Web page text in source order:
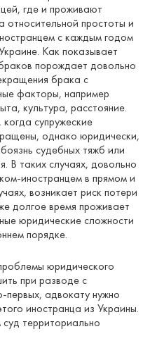
где и проживают
простоты и
с каждым годом
Как показывает
порождает довольно
брака с
факторы, например
культура, расстояние.
супружеские
однако юридически,
судебных тяжб или
В таких случаях, довольно
иностранцем в прямом и
возникает риск потери
долгое время проживает
юридические сложности
порядке.
юридического
при разводе с
первых, адвокату нужно
иностранца из Украины.
территориально